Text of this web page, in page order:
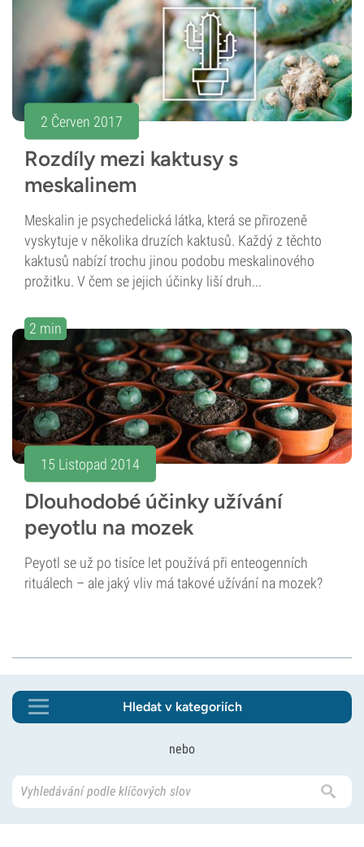
2 Červen 2017
Rozdíly mezi kaktusy s
meskalinem
Meskalin je psychedelická látka, která se přirozeně
vyskytuje v několika druzích kaktusů. Každý z těchto
kaktusů nabízí trochu jinou podobu meskalinového
prožitku. V čem se jejich účinky liší druh...
2 min
15 Listopad 2014
Dlouhodobé účinky užívání
peyotlu na mozek
Peyotl se už po tisíce let používá při enteogenních
rituálech – ale jaký vliv má takové užívání na mozek?
Hledat v kategoriích
nebo